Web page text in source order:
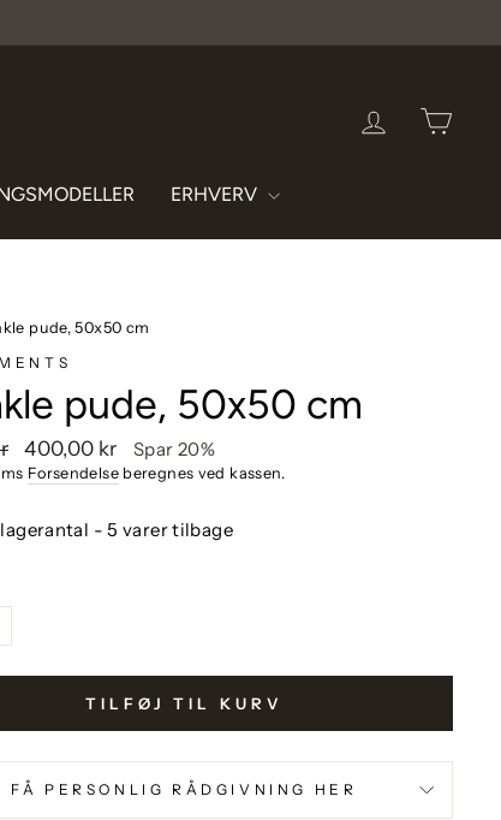
LOG IND
ERHVERV
pude, 50x50 cm
pude, 50x50 cm
Udsalgspris
400,00 kr Spar 20%
Forsendelseberegnes ved kassen.
- 5 varer tilbage
TILFØJ TIL KURV
FÅ PERSONLIG RÅDGIVNING HER